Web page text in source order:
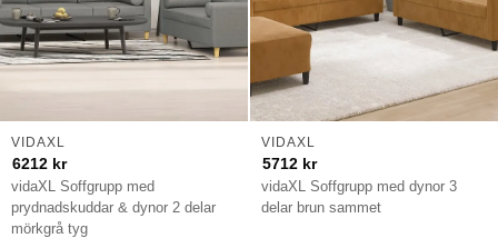
vidaXL Soffgrupp med
prydnadskuddar & dynor 2 delar
mörkgrå tyg
VIDAXL
6212 kr
vidaXL Soffgrupp med dynor 3
delar brun sammet
VIDAXL
5712 kr